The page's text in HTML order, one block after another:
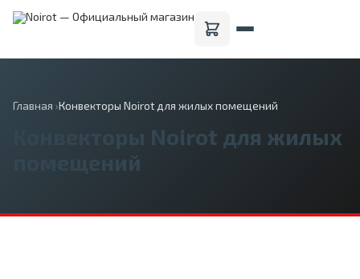
Главная ›Конвекторы Noirot для жилых помещений
Конвекторы Noirot для жилых
помещений